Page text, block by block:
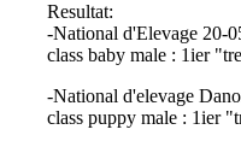
Resultat:
-National d'Elevage 20-
class baby male : 1ier
-National d'elevage
class puppy male : 1ier